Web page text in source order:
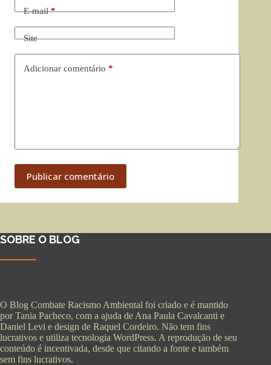
E-mail*
Site
Adicionar comentário *
Publicar comentário
SOBRE O BLOG
O Blog Combate Racismo Ambiental foi criado e é mantido
por Tania Pacheco, com a ajuda de Ana Paula Cavalcanti e
Daniel Levi e design de Raquel Cordeiro. Não tem fins
lucrativos e utiliza tecnologia WordPress. A reprodução de seu
conteúdo é incentivada, desde que citando a fonte e também
sem fins lucrativos.